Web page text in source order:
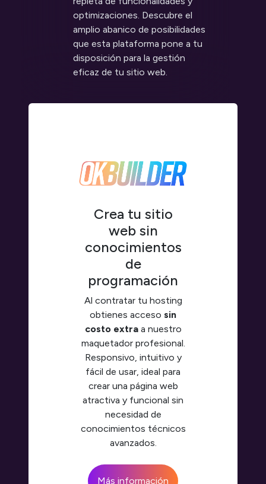
optimizaciones. Descubre el
amplio abanico de posibilidades
que esta plataforma pone a tu
disposición para la gestión
eficaz de tu sitio web.
Crea tu sitio
web sin
conocimientos
de
programación
Al contratar tu hosting
obtienes acceso sin
costo extraa nuestro
maquetador profesional.
Responsivo, intuitivo y
fácil de usar, ideal para
crear una página web
atractiva y funcional sin
necesidad de
conocimientos técnicos
avanzados.
Más información